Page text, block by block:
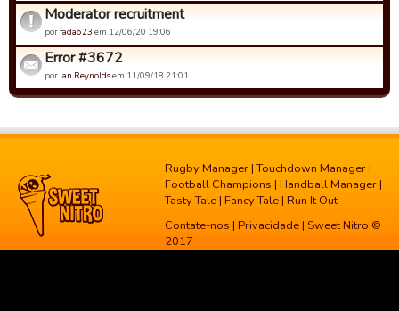
Moderator recruitment
porfada623 em 12/06/20 19:06
Error #3672
por Ian Reynoldsem 11/09/18 21:01
Rugby Manager |Touchdown Manager |
Football Champions | Handball Manager |
Tasty Tale | Fancy Tale | Run It Out
Contate-nos | Privacidade | Sweet Nitro ©
2017